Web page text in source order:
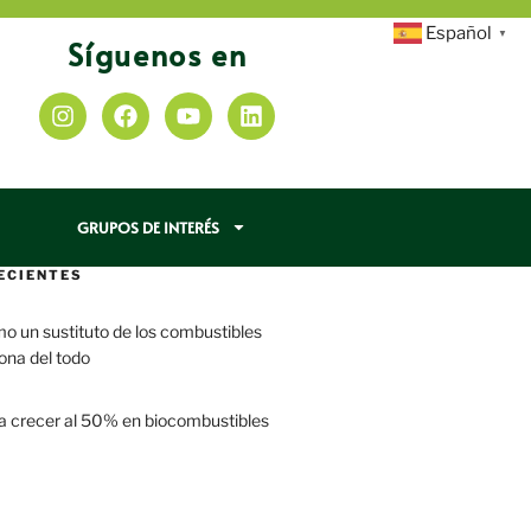
Síguenos en
GRUPOS DE INTERÉS
un sustituto de los combustibles
del todo
crecer al 50% en biocombustibles
Español ▼